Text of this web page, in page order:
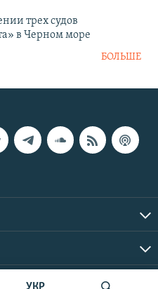
трех судов
в Черном море
БОЛЬШЕ
2026 | Все права защищены.